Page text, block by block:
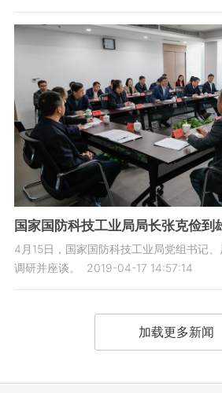
国家国防科技工业局局长张克俭到
4月15日，国家国防科技工业局党组书记
调研并座谈。
2019-04-17 14:57:14
加载更多新闻